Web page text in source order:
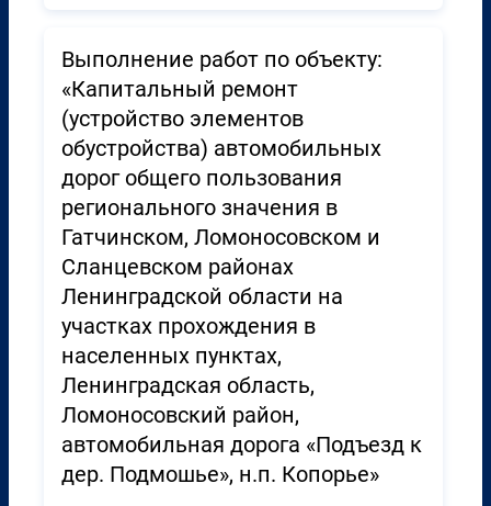
Выполнение работ по объекту:
«Капитальный ремонт
(устройство элементов
обустройства) автомобильных
дорог общего пользования
регионального значения в
Гатчинском, Ломоносовском и
Сланцевском районах
Ленинградской области на
участках прохождения в
населенных пунктах,
Ленинградская область,
Ломоносовский район,
автомобильная дорога «Подъезд к
дер. Подмошье», н.п. Копорье»